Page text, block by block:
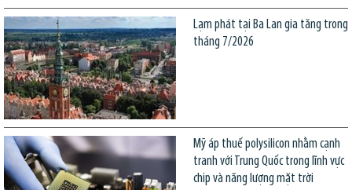
Lạm phát tại Ba Lan gia tăng trong
tháng 7/2026
Mỹ áp thuế polysilicon nhằm cạnh
tranh với Trung Quốc trong lĩnh vực
chip và năng lượng mặt trời